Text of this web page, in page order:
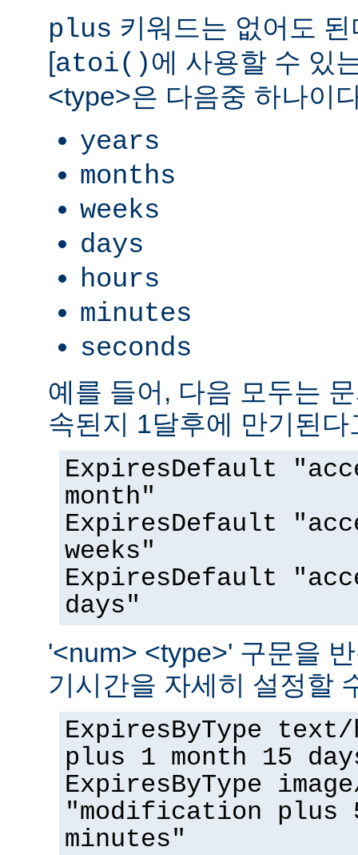
plus 키워드는 없어도
[atoi()에 사용할 수 있
<type>은 다음중 하나이
years
months
weeks
days
hours
minutes
seconds
예를 들어, 다음 모두는
속된지 1달후에 만기된
ExpiresDefault
month"
ExpiresDefault
weeks"
ExpiresDefault
days"
'<num> <type>' 구문을
기시간을 자세히 설정할
ExpiresByType
plus 1 month 15
ExpiresByType
"modification plus
minutes"